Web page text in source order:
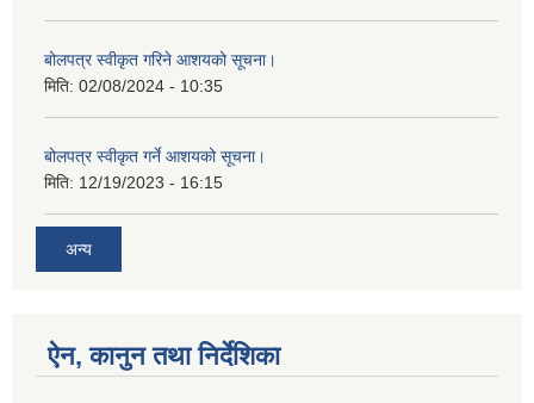
बोलपत्र स्वीकृत गरिने आशयको सूचना।
मिति: 02/08/2024 - 10:35
बोलपत्र स्वीकृत गर्ने आशयको सूचना।
मिति: 12/19/2023 - 16:15
अन्य
ऐन, कानुन तथा निर्देशिका